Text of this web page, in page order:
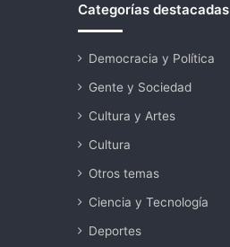
Categorías destacadas
Democracia y Política
Gente y Sociedad
Cultura y Artes
Cultura
Otros temas
Ciencia y Tecnología
Deportes